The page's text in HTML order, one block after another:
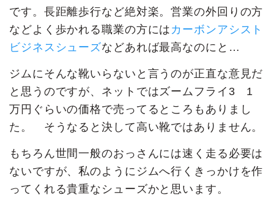
です。長距離歩行など絶対楽。営業の外回りの方
などよく歩かれる職業の方には カーボンアシスト
ビジネスシューズなどあれば最高なのにと…
ジムにそんな靴いらないと言うのが正直な意見だ
と思うのですが、ネットではズームフライ3 1
万円ぐらいの価格で売ってるところもありまし
た。 そうなると決して高い靴ではありません。
もちろん世間一般のおっさんには速く走る必要は
ないですが、私のようにジムへ行くきっかけを作
ってくれる貴重なシューズかと思います。